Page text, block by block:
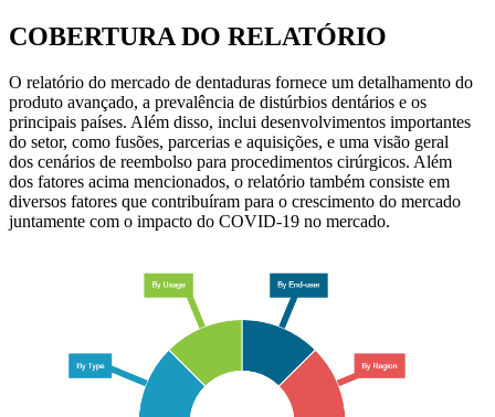
COBERTURA DO RELATÓRIO
O relatório do mercado de dentaduras fornece um detalhamento do
produto avançado, a prevalência de distúrbios dentários e os
principais países. Além disso, inclui desenvolvimentos importantes
do setor, como fusões, parcerias e aquisições, e uma visão geral
dos cenários de reembolso para procedimentos cirúrgicos. Além
dos fatores acima mencionados, o relatório também consiste em
diversos fatores que contribuíram para o crescimento do mercado
juntamente com o impacto do COVID-19 no mercado.